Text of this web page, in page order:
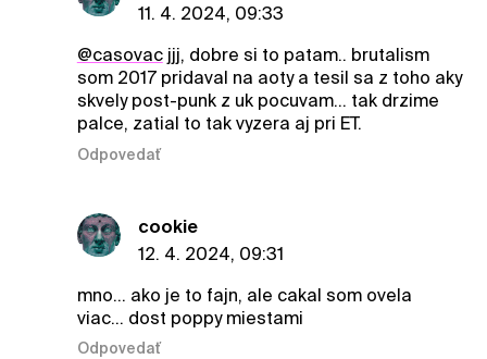
11. 4. 2024, 09:33
@casovacjjj, dobre si to patam.. brutalism
som 2017 pridaval na aoty a tesil sa z toho aky
skvely post-punk z uk pocuvam... tak drzime
palce, zatial to tak vyzera aj pri ET.
Odpovedať
cookie
12. 4. 2024, 09:31
mno... ako je to fajn, ale cakal som ovela
viac... dost poppy miestami
Odpovedať